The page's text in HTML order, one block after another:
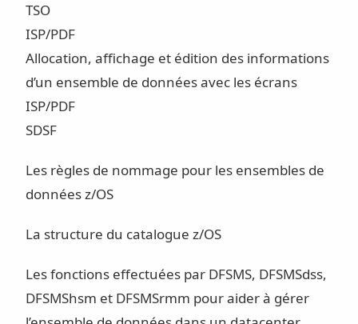
TSO
ISP/PDF
Allocation, affichage et édition des informations
d’un ensemble de données avec les écrans
ISP/PDF
SDSF
Les règles de nommage pour les ensembles de
données z/OS
La structure du catalogue z/OS
Les fonctions effectuées par DFSMS, DFSMSdss,
DFSMShsm et DFSMSrmm pour aider à gérer